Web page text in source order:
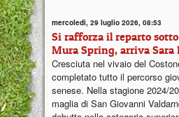
mercoledì, 29 luglio 2026, 08:53
Si rafforza il reparto
Mura Spring, arriva Sara
Cresciuta nel vivaio del
completato tutto il percorso
senese. Nella stagione 2024/
maglia di San Giovanni